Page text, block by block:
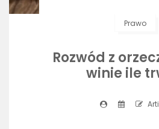
Prawo
Rozwód z
winie ile